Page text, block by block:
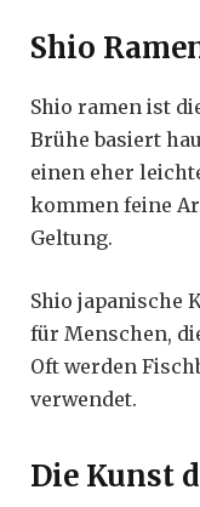
Shio
Shio ramen ist
Brühe basiert
einen eher
kommen feine
Geltung.
Shio japanische
für Menschen,
Oft werden
verwendet.
Die Kunst